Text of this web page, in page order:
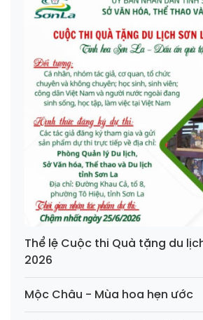
Thể lệ Cuộc thi Quà tặng du
2026
Mộc Châu - Mùa hoa hẹn ước